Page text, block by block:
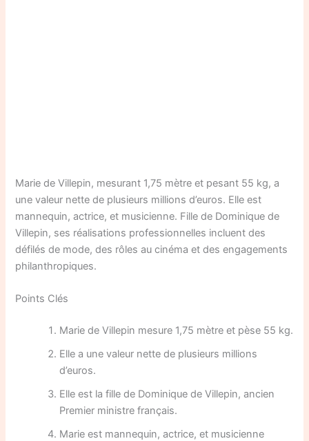
Marie de Villepin, mesurant 1,75 mètre et pesant 55 kg, a
une valeur nette de plusieurs millions d’euros. Elle est
mannequin, actrice, et musicienne. Fille de Dominique de
Villepin, ses réalisations professionnelles incluent des
défilés de mode, des rôles au cinéma et des engagements
philanthropiques.
Points Clés
Marie de Villepin mesure 1,75 mètre et pèse 55 kg.
Elle a une valeur nette de plusieurs millions
d’euros.
Elle est la fille de Dominique de Villepin, ancien
Premier ministre français.
Marie est mannequin, actrice, et musicienne